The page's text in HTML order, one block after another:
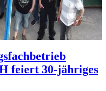
feiert 30-jähriges